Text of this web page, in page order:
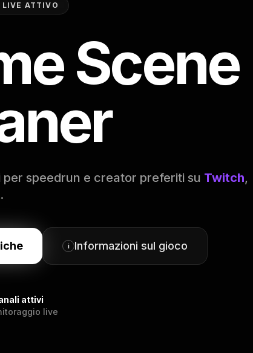
LIVE ATTIVO
Scene
per speedrun e creator preferiti su Twitch,
.
i Informazioni sul gioco
attivi
live